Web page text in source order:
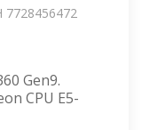
Gen9.
CPU E5-